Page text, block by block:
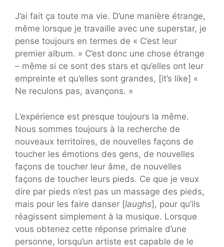
J’ai fait ça toute ma vie. D’une manière étrange,
même lorsque je travaille avec une superstar, je
pense toujours en termes de « C’est leur
premier album. » C’est donc une chose étrange
– même si ce sont des stars et qu’elles ont leur
empreinte et qu’elles sont grandes, [it’s like] «
Ne reculons pas, avançons. »
L’expérience est presque toujours la même.
Nous sommes toujours à la recherche de
nouveaux territoires, de nouvelles façons de
toucher les émotions des gens, de nouvelles
façons de toucher leur âme, de nouvelles
façons de toucher leurs pieds. Ce que je veux
dire par pieds n’est pas un massage des pieds,
mais pour les faire danser [laughs], pour qu’ils
réagissent simplement à la musique. Lorsque
vous obtenez cette réponse primaire d’une
personne, lorsqu’un artiste est capable de le